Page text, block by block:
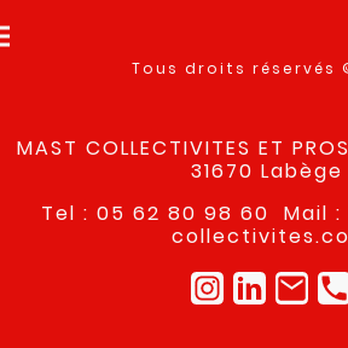
Tous droits réservés
MAST COLLECTIVITES ET
31670 Labège
Tel : 05 62 80 98 60 Mail